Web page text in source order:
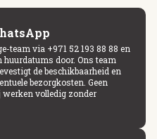
team via +971 52 193 88 88 en
huurdatums door. Ons team
de beschikbaarheid en
bezorgkosten. Geen
volledig zonder